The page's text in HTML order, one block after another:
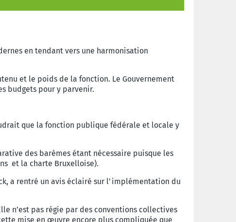
en tendant vers une harmonisation
et le poids de la fonction. Le Gouvernement
budgets pour y parvenir.
que la fonction publique fédérale et locale y
des barèmes étant nécessaire puisque les
et la charte Bruxelloise).
a rentré un avis éclairé sur l’implémentation du
n’est pas régie par des conventions collectives
mise en œuvre encore plus compliquée que